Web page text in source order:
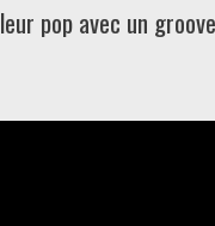
pop avec un